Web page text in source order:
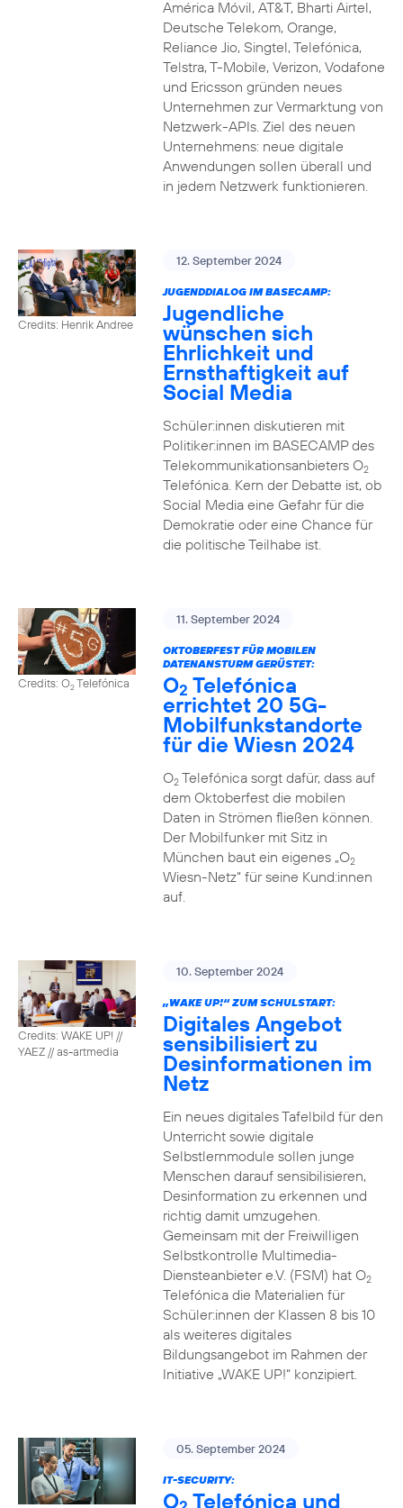
América Móvil, AT&T, Bharti Airtel,
Deutsche Telekom, Orange,
Reliance Jio, Singtel, Telefónica,
Telstra, T-Mobile, Verizon, Vodafone
und Ericsson gründen neues
Unternehmen zur Vermarktung von
Netzwerk-APIs. Ziel des neuen
Unternehmens: neue digitale
Anwendungen sollen überall und
in jedem Netzwerk funktionieren.
Credits: Henrik Andree
12. September 2024
JUGENDDIALOG IM BASECAMP:
Jugendliche
wünschen sich
Ehrlichkeit und
Ernsthaftigkeit auf
Social Media
Schüler:innen diskutieren mit
Politiker:innen im BASECAMP des
Telekommunikationsanbieters O2
Telefónica. Kern der Debatte ist, ob
Social Media eine Gefahr für die
Demokratie oder eine Chance für
die politische Teilhabe ist.
Credits: O2Telefónica
11. September 2024
OKTOBERFEST FÜR MOBILEN
DATENANSTURM GERÜSTET:
O2 Telefónica
errichtet 20 5G-
Mobilfunkstandorte
für die Wiesn 2024
O2Telefónica sorgt dafür, dass auf
dem Oktoberfest die mobilen
Daten in Strömen fließen können.
Der Mobilfunker mit Sitz in
München baut ein eigenes „O2
Wiesn-Netz“ für seine Kund:innen
auf.
Credits: WAKE UP! //
YAEZ // as-artmedia
10. September 2024
„WAKE UP!“ ZUM SCHULSTART:
Digitales Angebot
sensibilisiert zu
Desinformationen im
Netz
Ein neues digitales Tafelbild für den
Unterricht sowie digitale
Selbstlernmodule sollen junge
Menschen darauf sensibilisieren,
Desinformation zu erkennen und
richtig damit umzugehen.
Gemeinsam mit der Freiwilligen
Selbstkontrolle Multimedia-
Diensteanbieter e.V. (FSM) hat O2
Telefónica die Materialien für
Schüler:innen der Klassen 8 bis 10
als weiteres digitales
Bildungsangebot im Rahmen der
Initiative „WAKE UP!“ konzipiert.
05. September 2024
IT-SECURITY:
O Telefónica und